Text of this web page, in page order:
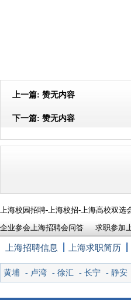
上一篇: 赞无内容
下一篇: 赞无内容
上海校园招聘-上海校招-上海高校双选
企业参会上海招聘会问答 求职参加
上海招聘信息 上海求职简历
黄埔 - 卢湾 - 徐汇 - 长宁 - 静安